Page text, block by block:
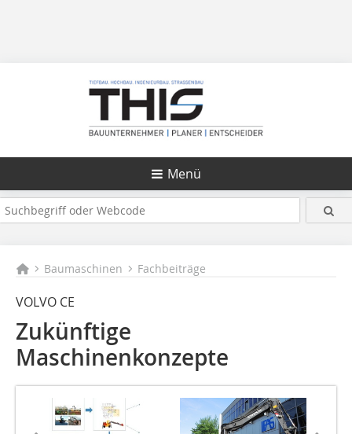
Menü
Baumaschinen Fachbeiträge
VOLVO CE
Zukünftige
Maschinenkonzepte